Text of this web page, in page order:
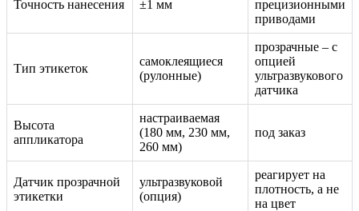
Точность нанесения ±1 мм
прецизионными
приводами
Тип этикеток
самоклеящиеся
(рулонные)
прозрачные – с
опцией
ультразвукового
датчика
Высота
аппликатора
настраиваемая
(180 мм, 230 мм,
260 мм)
под заказ
Датчик прозрачной
этикетки
ультразвуковой
(опция)
реагирует на
плотность, а не
на цвет